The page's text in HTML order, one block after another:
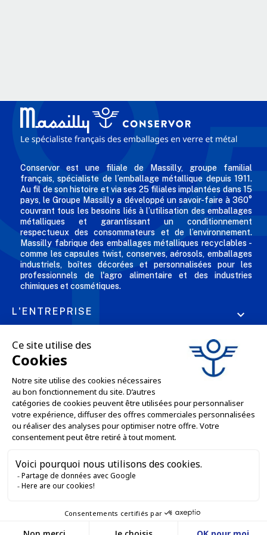
Conservor est une filiale de Massilly, groupe familial
français, spécialiste de l’emballage métallique depuis 1911.
Au fil de son histoire et via ses 25 filiales implantées dans 15
pays, le Groupe Massilly a développé un savoir-faire à 360°
couvrant tous les besoins liés à l’utilisation des emballages
métalliques et garantissant un conditionnement
respectueux des consommateurs et de l’environnement.
Massilly fabrique des emballages métalliques recyclables -
comme les capsules twist, conserves, aérosols, emballages
industriels, boîtes décorées et personnalisées pour les
professionnels de l'agro alimentaire et des industries
chimiques et cosmétiques.
L'ENTREPRISE 
NOS OFFRES 
SERVICES VENTE EN LIGNE 
GARDONS LE CONTACT
Nous contacter
SITE E-COMMERCE
Du lundi au vendredi
entre 13h30 et 17h